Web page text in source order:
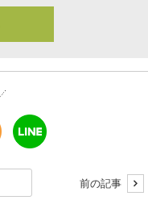
前の記事